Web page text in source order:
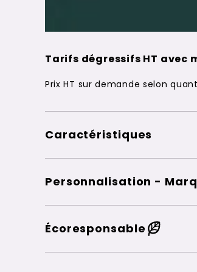
Tarifs dégressifs HT avec
Prix HT sur demande selon
Caractéristiques
Personnalisation -
Écoresponsable